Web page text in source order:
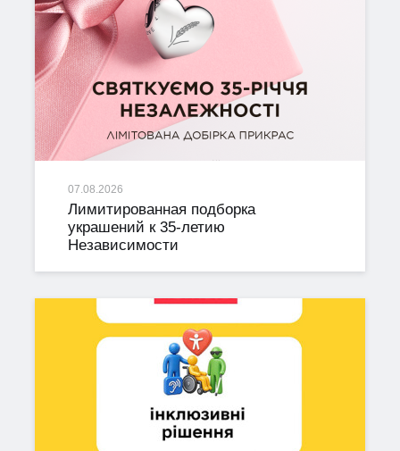
07.08.2026
Лимитированная подборка
украшений к 35-летию
Независимости